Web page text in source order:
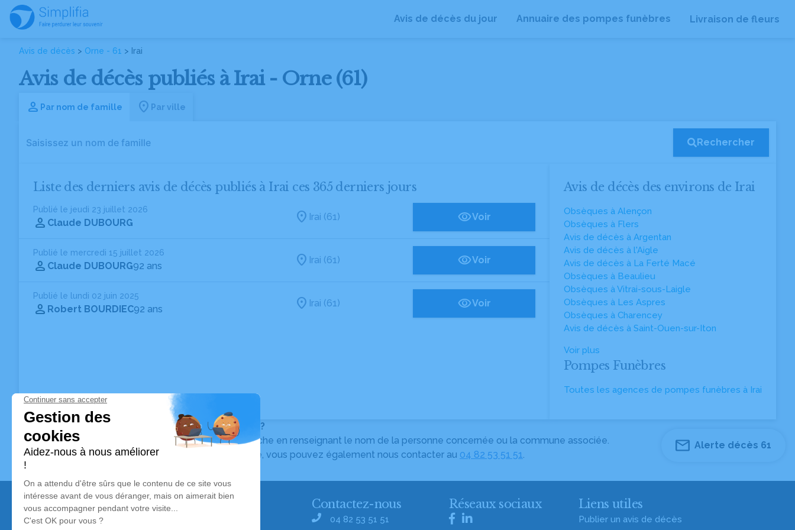
Avis de décès du jour Annuaire des pompes funèbres Livraison de fleurs
Avis de décès > Orne - 61 > Irai
Avis de décès publiés à Irai - Orne (61)
Par nom de famille Par ville
Rechercher
Liste des derniers avis de décès publiés à Irai ces 365 derniers jours
Publié le jeudi 23 juillet 2026
Claude DUBOURG
Irai (61) Voir
Publié le mercredi 15 juillet 2026
Claude DUBOURG92 ans
Irai (61) Voir
Publié le lundi 02 juin 2025
Robert BOURDIEC92 ans
Irai (61) Voir
Avis de décès des environs de Irai
Obsèques à Alençon
Obsèques à Flers
Avis de décès à Argentan
Avis de décès à l'Aigle
Avis de décès à La Ferté Macé
Obsèques à Beaulieu
Obsèques à Vitrai-sous-Laigle
Obsèques à Les Aspres
Obsèques à Charencey
Avis de décès à Saint-Ouen-sur-Iton
Voir plus
Pompes Funèbres
Toutes les agences de pompes funèbres à Irai
Vous ne trouvez pas l’avis de décès recherché ?
Pour affiner votre recherche, utilisez la barre de recherche en renseignant le nom de la personne concernée ou la commune associée.
Pour toute question relative au fonctionnement du site, vous pouvez également nous contacter au 04 82 53 51 51.
Alerte décès 61
Nos services
Avis de décès
Contactez-nous
04 82 53 51 51
Réseaux sociaux Liens utiles
Publier un avis de décès